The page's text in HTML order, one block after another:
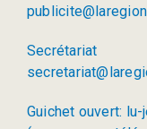
Secrétariat
Guichet ouvert: